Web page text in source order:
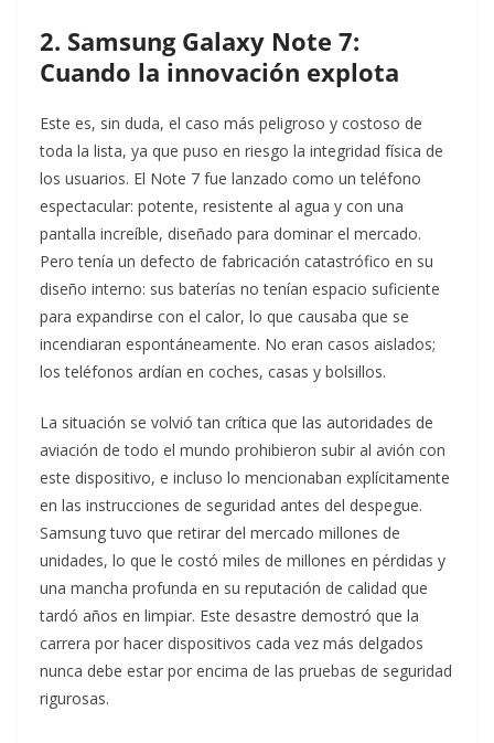
2. Samsung Galaxy Note 7:
Cuando la innovación explota
Este es, sin duda, el caso más peligroso y costoso de
toda la lista, ya que puso en riesgo la integridad física de
los usuarios. El Note 7 fue lanzado como un teléfono
espectacular: potente, resistente al agua y con una
pantalla increíble, diseñado para dominar el mercado.
Pero tenía un defecto de fabricación catastrófico en su
diseño interno: sus baterías no tenían espacio suficiente
para expandirse con el calor, lo que causaba que se
incendiaran espontáneamente. No eran casos aislados;
los teléfonos ardían en coches, casas y bolsillos.
La situación se volvió tan crítica que las autoridades de
aviación de todo el mundo prohibieron subir al avión con
este dispositivo, e incluso lo mencionaban explícitamente
en las instrucciones de seguridad antes del despegue.
Samsung tuvo que retirar del mercado millones de
unidades, lo que le costó miles de millones en pérdidas y
una mancha profunda en su reputación de calidad que
tardó años en limpiar. Este desastre demostró que la
carrera por hacer dispositivos cada vez más delgados
nunca debe estar por encima de las pruebas de seguridad
rigurosas.